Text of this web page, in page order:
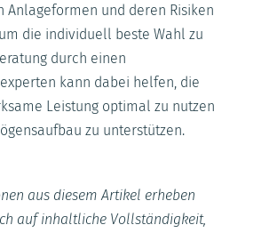
Anlageformen und deren Risiken
die individuell beste Wahl zu
durch einen
kann dabei helfen, die
Leistung optimal zu nutzen
zu unterstützen.
aus diesem Artikel erheben
auf inhaltliche Vollständigkeit,